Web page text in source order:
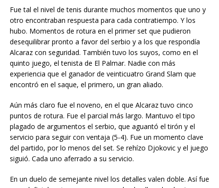
Fue tal el nivel de tenis durante muchos momentos que uno y
otro encontraban respuesta para cada contratiempo. Y los
hubo. Momentos de rotura en el primer set que pudieron
desequilibrar pronto a favor del serbio y a los que respondía
Alcaraz con seguridad. También tuvo los suyos, como en el
quinto juego, el tenista de El Palmar. Nadie con más
experiencia que el ganador de veinticuatro Grand Slam que
encontró en el saque, el primero, un gran aliado.
Aún más claro fue el noveno, en el que Alcaraz tuvo cinco
puntos de rotura. Fue el parcial más largo. Mantuvo el tipo
plagado de argumentos el serbio, que aguantó el tirón y el
servicio para seguir con ventaja (5-4). Fue un momento clave
del partido, por lo menos del set. Se rehízo Djokovic y el juego
siguió. Cada uno aferrado a su servicio.
En un duelo de semejante nivel los detalles valen doble. Así fue